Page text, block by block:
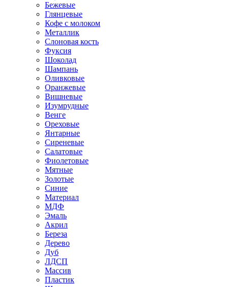
Бежевые
Глянцевые
Кофе с молоком
Металлик
Слоновая кость
Фуксия
Шоколад
Шампань
Оливковые
Оранжевые
Вишневые
Изумрудные
Венге
Ореховые
Янтарные
Сиреневые
Салатовые
Фиолетовые
Мятные
Золотые
Синие
Материал
МДФ
Эмаль
Акрил
Береза
Дерево
Дуб
ЛДСП
Массив
Пластик